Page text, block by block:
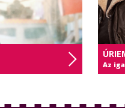
Az